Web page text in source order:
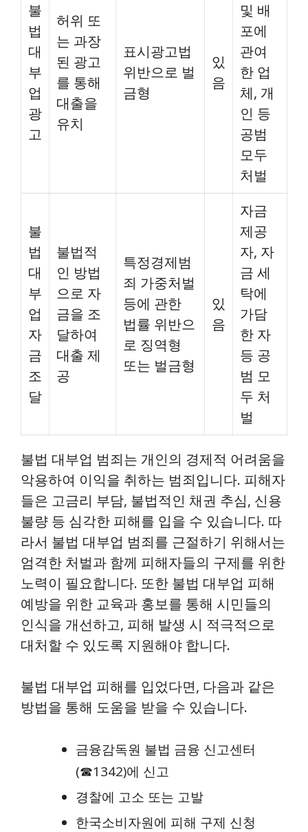
불
법
대
부
업
광
고
허위 또
는 과장
된 광고
를 통해
대출을
유치
표시광고법
위반으로 벌
금형
있
음
및 배
포에
관여
한 업
체, 개
인 등
공범
모두
처벌
불
법
대
부
업
자
금
조
달
불법적
인 방법
으로 자
금을 조
달하여
대출 제
공
특정경제범
죄 가중처벌
등에 관한
법률 위반으
로 징역형
또는 벌금형
있
음
자금
제공
자, 자
금 세
탁에
가담
한 자
등 공
범 모
두 처
벌
불법 대부업 범죄는 개인의 경제적 어려움을
악용하여 이익을 취하는 범죄입니다. 피해자
들은 고금리 부담, 불법적인 채권 추심, 신용
불량 등 심각한 피해를 입을 수 있습니다. 따
라서 불법 대부업 범죄를 근절하기 위해서는
엄격한 처벌과 함께 피해자들의 구제를 위한
노력이 필요합니다. 또한 불법 대부업 피해
예방을 위한 교육과 홍보를 통해 시민들의
인식을 개선하고, 피해 발생 시 적극적으로
대처할 수 있도록 지원해야 합니다.
불법 대부업 피해를 입었다면, 다음과 같은
방법을 통해 도움을 받을 수 있습니다.
금융감독원 불법 금융 신고센터
(☎1342)에 신고
경찰에 고소 또는 고발
한국소비자원에 피해 구제 신청